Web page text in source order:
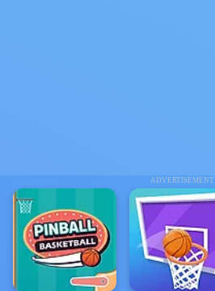
ADVERTISEMENT